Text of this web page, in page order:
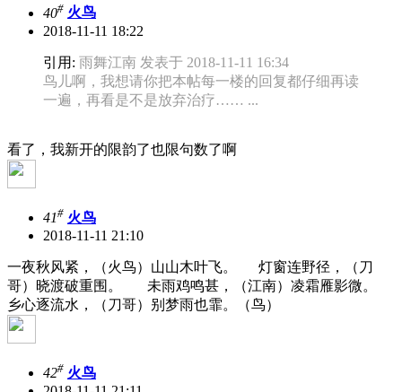
40# 火鸟
2018-11-11 18:22
引用: 雨舞江南 发表于 2018-11-11 16:34
鸟儿啊，我想请你把本帖每一楼的回复都仔细再读
一遍，再看是不是放弃治疗…… ...
看了，我新开的限韵了也限句数了啊
41# 火鸟
2018-11-11 21:10
一夜秋风紧，（火鸟）山山木叶飞。 灯窗连野径，（刀
哥）晓渡破重围。 未雨鸡鸣甚，（江南）凌霜雁影微。
乡心逐流水，（刀哥）别梦雨也霏。（鸟）
42# 火鸟